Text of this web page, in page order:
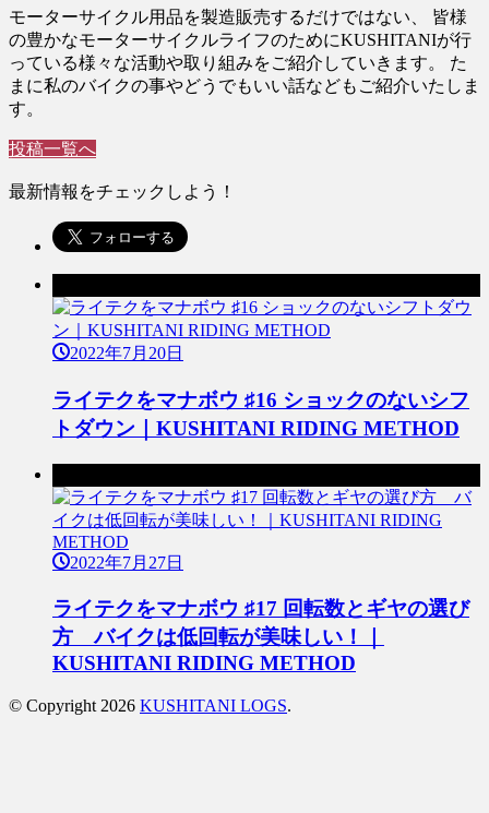
モーターサイクル用品を製造販売するだけではない、 皆様
の豊かなモーターサイクルライフのためにKUSHITANIが行
っている様々な活動や取り組みをご紹介していきます。 た
まに私のバイクの事やどうでもいい話などもご紹介いたしま
す。
投稿一覧へ
最新情報をチェックしよう！
2022年7月20日
ライテクをマナボウ ♯16 ショックのないシフ
トダウン｜KUSHITANI RIDING METHOD
2022年7月27日
ライテクをマナボウ ♯17 回転数とギヤの選び
方 バイクは低回転が美味しい！｜
KUSHITANI RIDING METHOD
© Copyright 2026 KUSHITANI LOGS.